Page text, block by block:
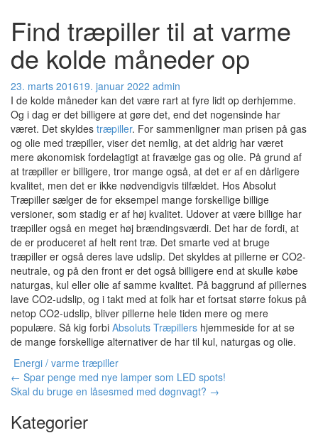
Find træpiller til at varme
de kolde måneder op
23. marts 201619. januar 2022 admin
I de kolde måneder kan det være rart at fyre lidt op derhjemme.
Og i dag er det billigere at gøre det, end det nogensinde har
været. Det skyldes træpiller. For sammenligner man prisen på gas
og olie med træpiller, viser det nemlig, at det aldrig har været
mere økonomisk fordelagtigt at fravælge gas og olie. På grund af
at træpiller er billigere, tror mange også, at det er af en dårligere
kvalitet, men det er ikke nødvendigvis tilfældet. Hos Absolut
Træpiller sælger de for eksempel mange forskellige billige
versioner, som stadig er af høj kvalitet. Udover at være billige har
træpiller også en meget høj brændingsværdi. Det har de fordi, at
de er produceret af helt rent træ. Det smarte ved at bruge
træpiller er også deres lave udslip. Det skyldes at pillerne er CO2-
neutrale, og på den front er det også billigere end at skulle købe
naturgas, kul eller olie af samme kvalitet. På baggrund af pillernes
lave CO2-udslip, og i takt med at folk har et fortsat større fokus på
netop CO2-udslip, bliver pillerne hele tiden mere og mere
populære. Så kig forbi Absoluts Træpillers hjemmeside for at se
de mange forskellige alternativer de har til kul, naturgas og olie.
Energi / varme træpiller
Indlægsnavigation
← Spar penge med nye lamper som LED spots!
Skal du bruge en låsesmed med døgnvagt? →
Kategorier